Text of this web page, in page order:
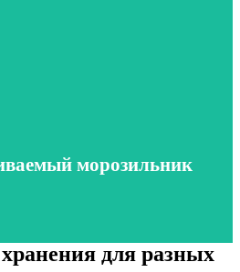
морозильник
для разных